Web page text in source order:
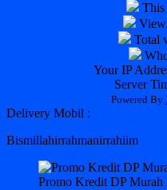
This
Total
Your IP
Server
Powered By
Delivery Mobil :
Bismillahirrahmanirrahiim
Promo Kredit DP Murah